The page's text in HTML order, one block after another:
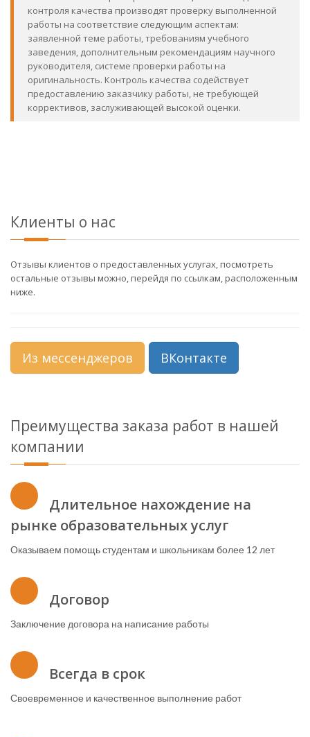
контроля качества производят проверку выполненной
работы на соответствие следующим аспектам:
заявленной теме работы, требованиям учебного
заведения, дополнительным рекомендациям научного
руководителя, системе проверки работы на
оригинальность. Контроль качества содействует
предоставлению заказчику работы, не требующей
коррективов, заслуживающей высокой оценки.
Клиенты о нас
Отзывы клиентов о предоставленных услугах, посмотреть
остальные отзывы можно, перейдя по ссылкам, расположенным
ниже.
Из мессенджеров ВКонтакте
Преимущества заказа работ в нашей
компании
Длительное нахождение на
рынке образовательных услуг
Оказываем помощь студентам и школьникам более 12 лет
Договор
Заключение договора на написание работы
Всегда в срок
Своевременное и качественное выполнение работ